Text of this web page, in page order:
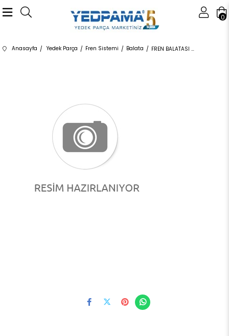
0
Anasayfa Yedek Parça Fren Sistemi Balata FREN BALATASI ÖN FDB4394 34106859181 34106859182 F20,F21,F22,F23,F30,F31,F32,F33,F34,F36 1.6,1.8,2.0.2.8,3.0 2012-